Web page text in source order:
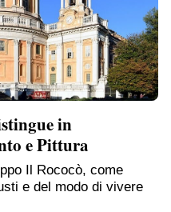
in
e Pittura
Il Rococò, come
e del modo di vivere